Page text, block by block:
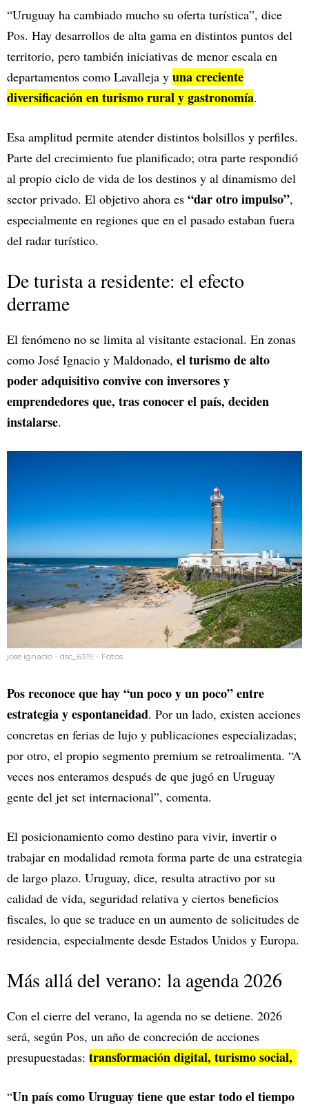
“Uruguay ha cambiado mucho su oferta turística”, dice
Pos. Hay desarrollos de alta gama en distintos puntos del
territorio, pero también iniciativas de menor escala en
departamentos como Lavalleja y una creciente
diversificación en turismo rural y gastronomía.
Esa amplitud permite atender distintos bolsillos y perfiles.
Parte del crecimiento fue planificado; otra parte respondió
al propio ciclo de vida de los destinos y al dinamismo del
sector privado. El objetivo ahora es “dar otro impulso”,
especialmente en regiones que en el pasado estaban fuera
del radar turístico.
De turista a residente: el efecto
derrame
El fenómeno no se limita al visitante estacional. En zonas
como José Ignacio y Maldonado, el turismo de alto
poder adquisitivo convive con inversores y
emprendedores que, tras conocer el país, deciden
instalarse.
jose ignacio - dsc_6319 - Fotos
Pos reconoce que hay “un poco y un poco” entre
estrategia y espontaneidad. Por un lado, existen acciones
concretas en ferias de lujo y publicaciones especializadas;
por otro, el propio segmento premium se retroalimenta. “A
veces nos enteramos después de que jugó en Uruguay
gente del jet set internacional”, comenta.
El posicionamiento como destino para vivir, invertir o
trabajar en modalidad remota forma parte de una estrategia
de largo plazo. Uruguay, dice, resulta atractivo por su
calidad de vida, seguridad relativa y ciertos beneficios
fiscales, lo que se traduce en un aumento de solicitudes de
residencia, especialmente desde Estados Unidos y Europa.
Más allá del verano: la agenda 2026
Con el cierre del verano, la agenda no se detiene. 2026
será, según Pos, un año de concreción de acciones
presupuestadas: transformación digital, turismo social,
“Un país como Uruguay tiene que estar todo el tiempo